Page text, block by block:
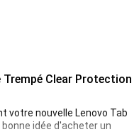
Clear Protection
votre nouvelle Lenovo Tab
idée d'acheter un